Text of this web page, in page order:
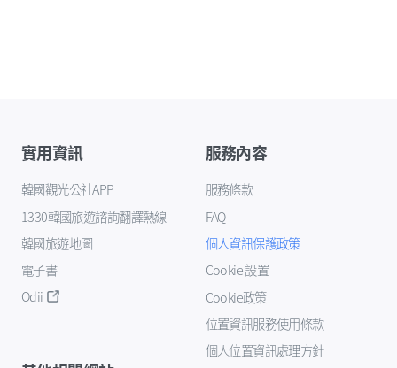
實用資訊
韓國觀光公社APP
1330韓國旅遊諮詢翻譯熱線
韓國旅遊地圖
電子書
Odii
服務內容
服務條款
FAQ
個人資訊保護政策
Cookie 設置
Cookie政策
位置資訊服務使用條款
個人位置資訊處理方針